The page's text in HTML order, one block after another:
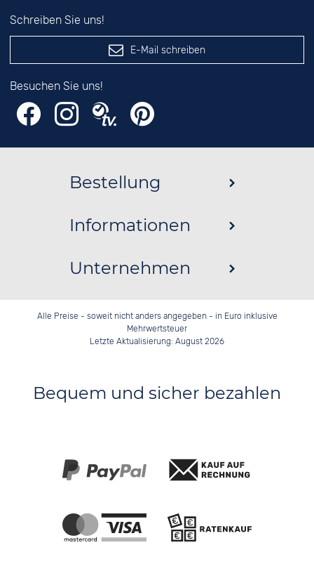
Schreiben Sie uns!
E-Mail schreiben
Besuchen Sie uns!
Bestellung
Informationen
Unternehmen
Alle Preise - soweit nicht anders angegeben - in Euro inklusive
Mehrwertsteuer
Letzte Aktualisierung: August 2026
Bequem und sicher bezahlen